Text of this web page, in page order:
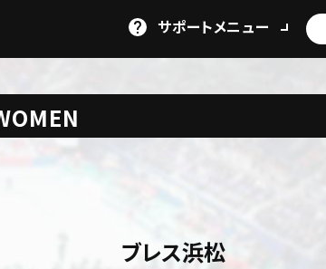
サポートメニュー
ブレス浜松